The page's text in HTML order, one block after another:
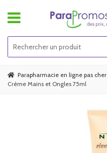
Parapharmacie en ligne pas cher
Crème Mains et Ongles 75ml